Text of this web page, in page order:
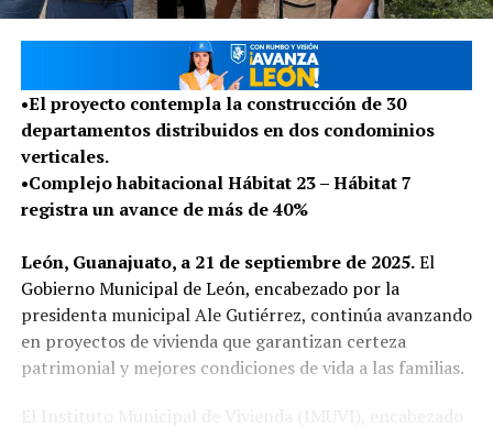
•El proyecto contempla la construcción de 30
departamentos distribuidos en dos condominios
verticales.
•Complejo habitacional Hábitat 23 – Hábitat 7
registra un avance de más de 40%
León, Guanajuato, a 21 de septiembre de 2025.El
Gobierno Municipal de León, encabezado por la
presidenta municipal Ale Gutiérrez, continúa avanzando
en proyectos de vivienda que garantizan certeza
patrimonial y mejores condiciones de vida a las familias.